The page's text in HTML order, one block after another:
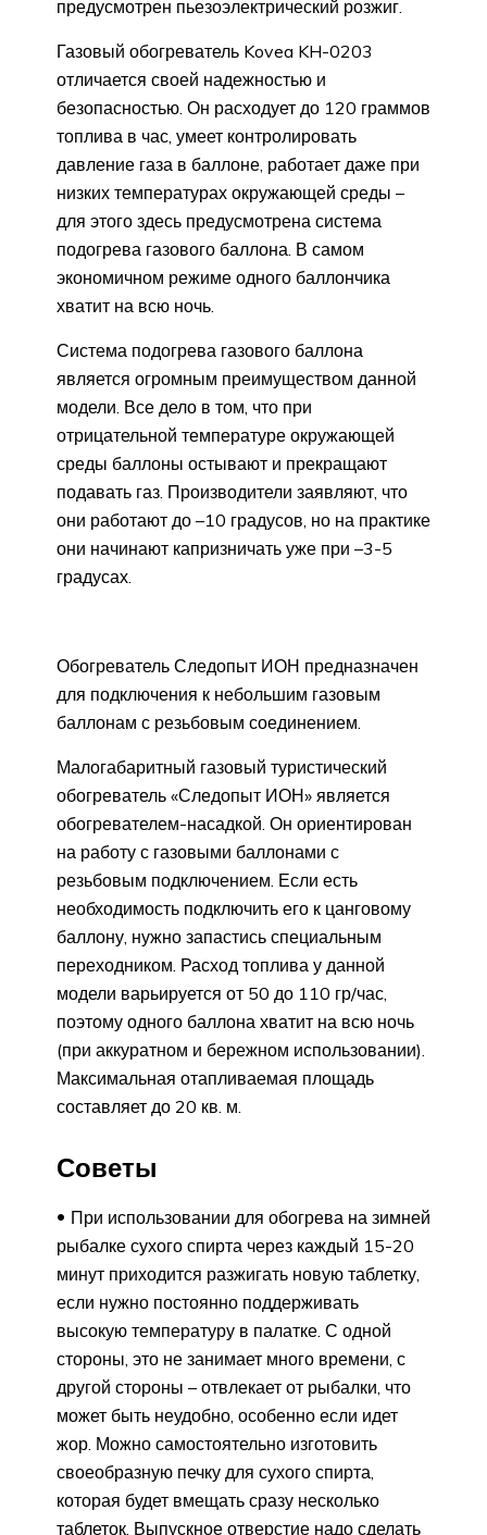
предусмотрен пьезоэлектрический розжиг.
Газовый обогреватель Kovea KH-0203
отличается своей надежностью и
безопасностью. Он расходует до 120 граммов
топлива в час, умеет контролировать
давление газа в баллоне, работает даже при
низких температурах окружающей среды –
для этого здесь предусмотрена система
подогрева газового баллона. В самом
экономичном режиме одного баллончика
хватит на всю ночь.
Система подогрева газового баллона
является огромным преимуществом данной
модели. Все дело в том, что при
отрицательной температуре окружающей
среды баллоны остывают и прекращают
подавать газ. Производители заявляют, что
они работают до –10 градусов, но на практике
они начинают капризничать уже при –3-5
градусах.
Обогреватель Следопыт ИОН предназначен
для подключения к небольшим газовым
баллонам с резьбовым соединением.
Малогабаритный газовый туристический
обогреватель «Следопыт ИОН» является
обогревателем-насадкой. Он ориентирован
на работу с газовыми баллонами с
резьбовым подключением. Если есть
необходимость подключить его к цанговому
баллону, нужно запастись специальным
переходником. Расход топлива у данной
модели варьируется от 50 до 110 гр/час,
поэтому одного баллона хватит на всю ночь
(при аккуратном и бережном использовании).
Максимальная отапливаемая площадь
составляет до 20 кв. м.
Советы
При использовании для обогрева на зимней
рыбалке сухого спирта через каждый 15-20
минут приходится разжигать новую таблетку,
если нужно постоянно поддерживать
высокую температуру в палатке. С одной
стороны, это не занимает много времени, с
другой стороны – отвлекает от рыбалки, что
может быть неудобно, особенно если идет
жор. Можно самостоятельно изготовить
своеобразную печку для сухого спирта,
которая будет вмещать сразу несколько
таблеток. Выпускное отверстие надо сделать